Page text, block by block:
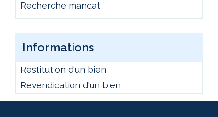
Recherche mandat
Informations
Restitution d'un bien
Revendication d'un bien